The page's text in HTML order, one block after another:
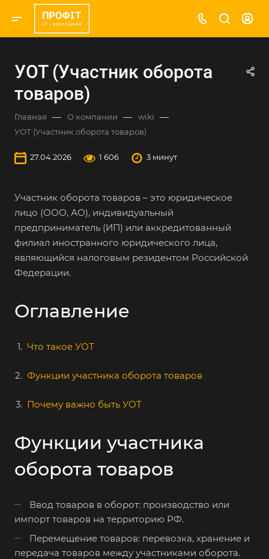
УОТ (Участник оборота
товаров)
Главная — О компании — wiki —
УОТ (Участник оборота товаров)
27.04.2026 1 606 3 минут
Участник оборота товаров – это юридическое
лицо (ООО, АО), индивидуальный
предприниматель (ИП) или аккредитованный
филиал иностранного юридического лица,
являющийся налоговым резидентом Российской
Федерации.
Оглавление
Что такое УОТ
Функции участника оборота товаров
Почему важно быть УОТ
Функции участника
оборота товаров
Ввод товаров в оборот: производство или
импорт товаров на территорию РФ.
Перемещение товаров: перевозка, хранение и
передача товаров между участниками оборота.